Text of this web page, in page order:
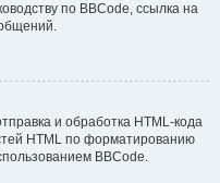
по BBCode, ссылка на
и обработка HTML-кода
HTML по форматированию
BBCode.